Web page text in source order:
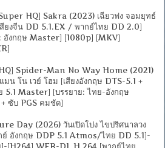
HQ] Sakra (2023) เฉียวฟง จอมยุทธ์
สียงจีน DD 5.1.EX / พากย์ไทย DD 2.0]
อังกฤษ Master] [1080p] [MKV]
Spider-Man No Way Home (2021)
มน โน เวย์ โฮม [เสียงอังกฤษ DTS-5.1 +
5.1 Master] [บรรยาย: ไทย-อังกฤษ
ซับ PGS คมชัด]
Day (2026) วันเปิดโปง ไขปริศนาลวง
ย์ อังกฤษ DDP 5.1 Atmos/ไทย DD 5.1]-